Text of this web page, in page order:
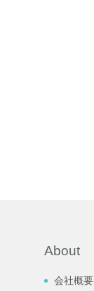
About
会社概要